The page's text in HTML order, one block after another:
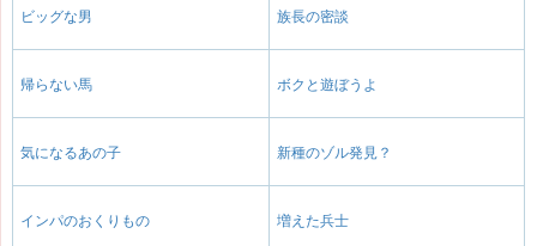
ビッグな男 族長の密談
帰らない馬 ボクと遊ぼうよ
気になるあの子 新種のゾル発見？
インパのおくりもの 増えた兵士